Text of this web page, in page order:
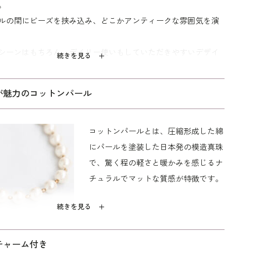
ローストリングバッ
ローストリングバッ
ザインネックレス
8,250
ングパールネックレ
6,050
ックデザインのフ
ォーマルバッグ
ーケコサージュ
チが広がるトートバ
ッグ
ーケコサージュ
続きを見る
の間にビーズを挟み込み、どこかアンティークな雰囲気を演
ーンはもちろん、デイリー使いもしていただきやすいデザイ
も嬉しいポイントです。
魅力のコットンパール
続きを見る
コットンパールとは、圧縮形成した綿
にパールを塗装した日本発の模造真珠
で、驚く程の軽さと暖かみを感じるナ
チュラルでマットな質感が特徴です。
ャーム付き